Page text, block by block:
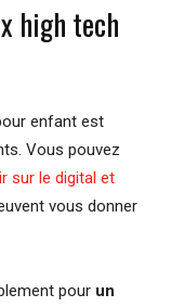
high tech
enfant est
Vous pouvez
sur le digital et
vous donner
pour un